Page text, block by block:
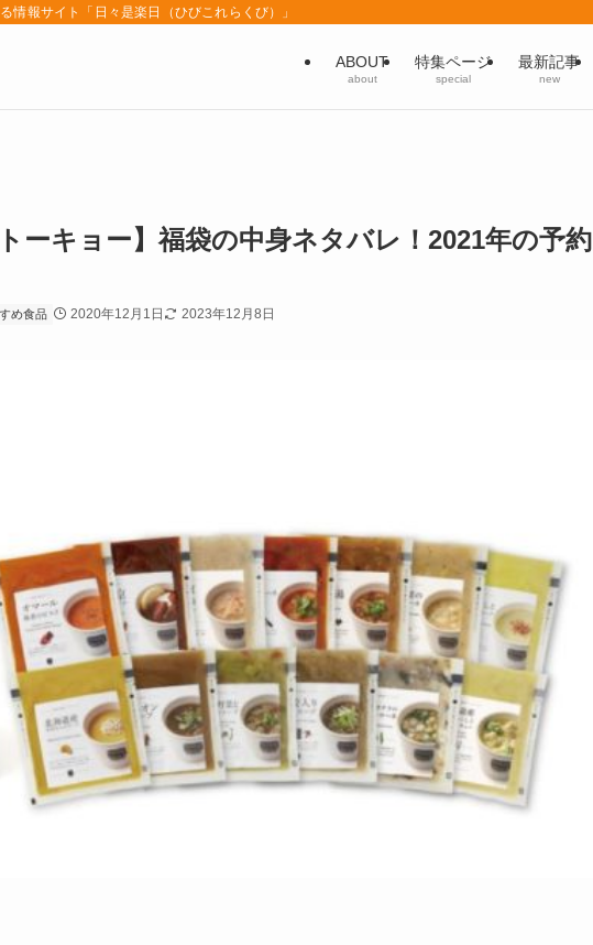
情報サイト「日々是楽日（ひびこれらくび）」
ABOUT
about
特集ページ
special
最新記事
new
ーキョー】福袋の中身ネタバレ！2021年の予約
め食品 2020年12月1日 2023年12月8日